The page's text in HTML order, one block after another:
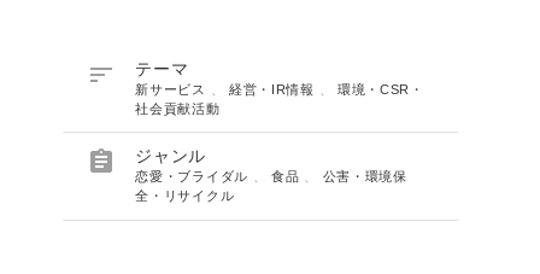
 テーマ
新サービス 経営・IR情報
環境・CSR・
社会貢献活動
 ジャンル
恋愛・ブライダル 、食品
公害・環境保
全・リサイクル